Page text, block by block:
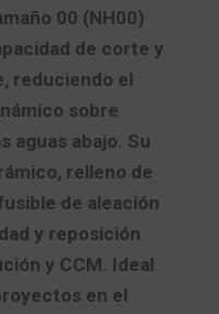
00 (NH00)
de corte y
, reduciendo el
sobre
aguas abajo. Su
, relleno de
de aleación
y reposición
y CCM. Ideal
en el